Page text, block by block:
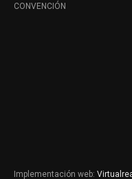
CONVENCIÓN
Implementación web: